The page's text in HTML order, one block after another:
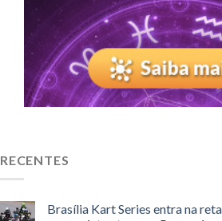
RECENTES
Brasília Kart Series entra na